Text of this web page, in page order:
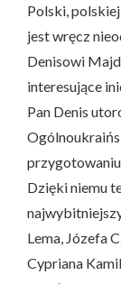
Polski,
jest wręcz
Denisowi
interesujące
Pan Denis
przygotowaniu
Dzięki niemu
Lema, Józefa
Cypriana